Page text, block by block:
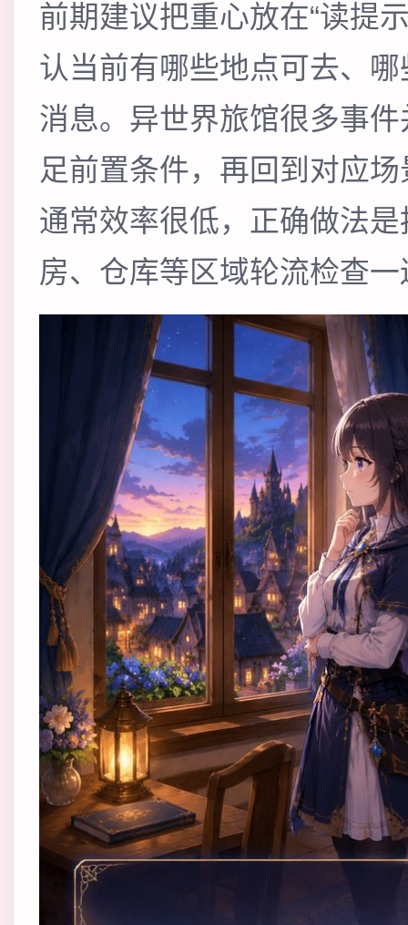
前期建议把重心放在“读提
认当前有哪些地点可去、
消息。异世界旅馆很多事
足前置条件，再回到对应
通常效率很低，正确做法
房、仓库等区域轮流检查一